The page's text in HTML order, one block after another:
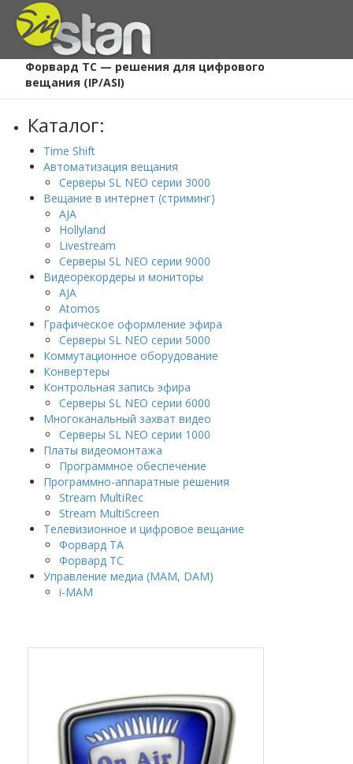
Главная / Каталог
Форвард ТС — решения для цифрового
вещания (IP/ASI)
Каталог:
Time Shift
Автоматизация вещания
Серверы SL NEO серии 3000
Вещание в интернет (стриминг)
AJA
Hollyland
Livestream
Серверы SL NEO серии 9000
Видеорекордеры и мониторы
AJA
Atomos
Графическое оформление эфира
Серверы SL NEO серии 5000
Коммутационное оборудование
Конвертеры
Контрольная запись эфира
Серверы SL NEO серии 6000
Многоканальный захват видео
Серверы SL NEO серии 1000
Платы видеомонтажа
Программное обеспечение
Программно-аппаратные решения
Stream MultiRec
Stream MultiScreen
Телевизионное и цифровое вещание
Форвард ТА
Форвард ТС
Управление медиа (MAM, DAM)
i-MAM